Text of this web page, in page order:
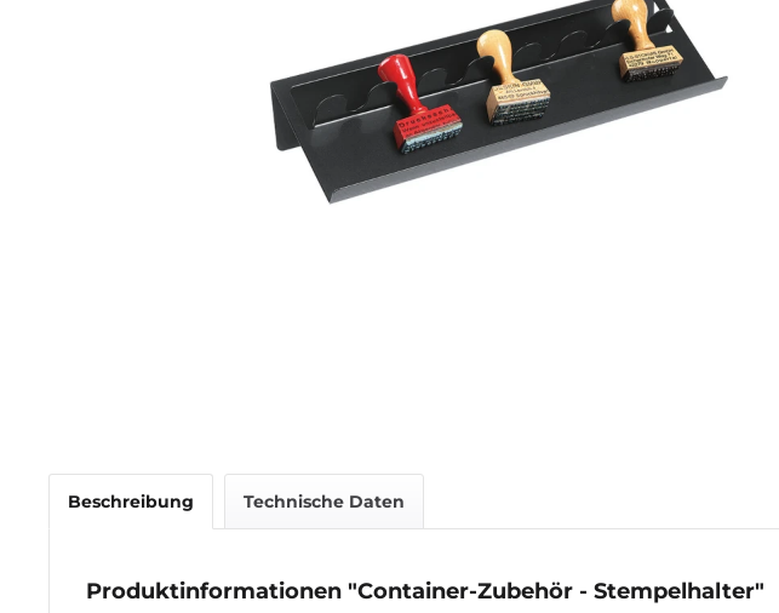
Beschreibung Technische Daten
Produktinformationen "Container-Zubehör - Stempelhalter"